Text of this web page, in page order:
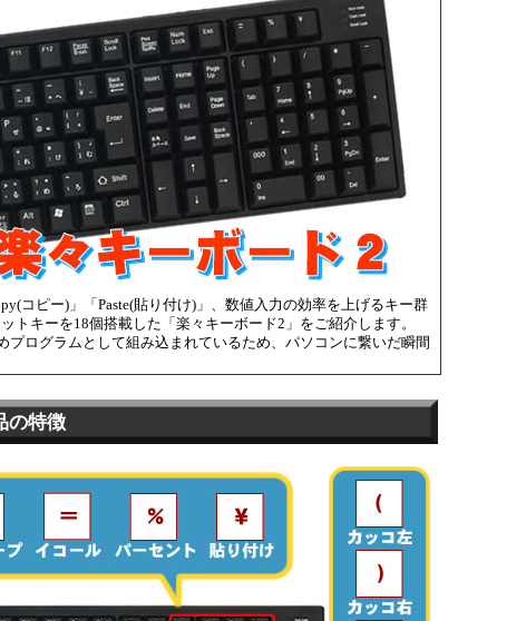
コピー)」「Paste(貼り付け)」、数値入力の効率を上げるキー群
トキーを18個搭載した「楽々キーボード2」をご紹介します。
ログラムとして組み込まれているため、パソコンに繋いだ瞬間
の特徴